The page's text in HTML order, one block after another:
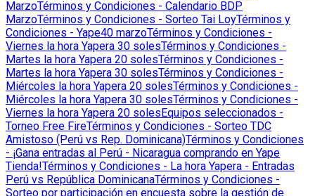
MarzoTérminos y Condiciones - Calendario BDP
MarzoTérminos y Condiciones - Sorteo Tai LoyTérminos y
Condiciones - Yape40 marzoTérminos y Condiciones -
Viernes la hora Yapera 30 solesTérminos y Condiciones -
Martes la hora Yapera 20 solesTérminos y Condiciones -
Martes la hora Yapera 30 solesTérminos y Condiciones -
Miércoles la hora Yapera 20 solesTérminos y Condiciones -
Miércoles la hora Yapera 30 solesTérminos y Condiciones -
Viernes la hora Yapera 20 solesEquipos seleccionados -
Torneo Free FireTérminos y Condiciones - Sorteo TDC
Amistoso (Perú vs Rep. Dominicana)Términos y Condiciones
- ¡Gana entradas al Perú - Nicaragua comprando en Yape
Tienda!Términos y Condiciones - La hora Yapera - Entradas
Perú vs República DominicanaTérminos y Condiciones -
Sorteo por participación en encuesta sobre la gestión de